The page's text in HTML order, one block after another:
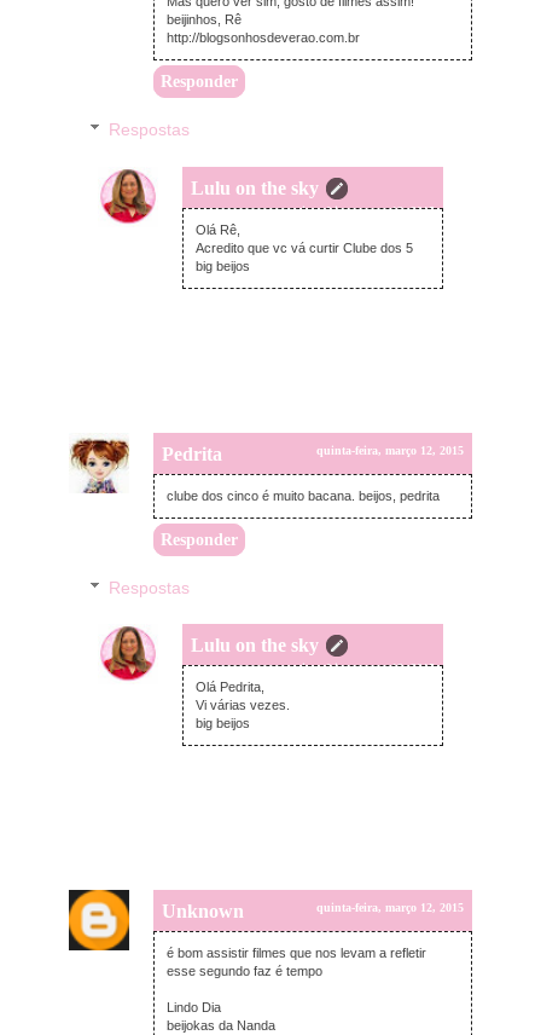
beijinhos, Rê
http://blogsonhosdeverao.com.br
Responder
Respostas
Lulu on the sky
quinta-feira, março 12, 2015
Olá Rê,
Acredito que vc vá curtir Clube dos 5
big beijos
Pedrita quinta-feira, março 12, 2015
clube dos cinco é muito bacana. beijos, pedrita
Responder
Respostas
Lulu on the sky
quinta-feira, março 12, 2015
Olá Pedrita,
Vi várias vezes.
big beijos
Unknown quinta-feira, março 12, 2015
é bom assistir filmes que nos levam a refletir
esse segundo faz é tempo
Lindo Dia
beijokas da Nanda